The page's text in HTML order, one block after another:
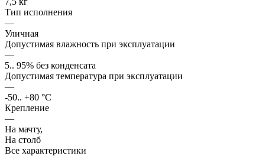
Тип исполнения
—
Уличная
Допустимая влажность при эксплуатации
—
5.. 95% без конденсата
Допустимая температура при эксплуатации
—
-50.. +80 °C
Крепление
—
На мачту,
На столб
Все характеристики